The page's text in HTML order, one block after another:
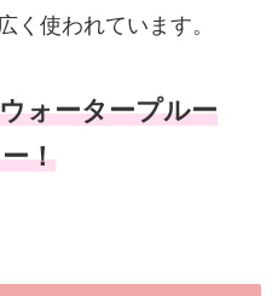
く使われています。
ォータープルー
！